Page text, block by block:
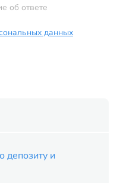
об ответе
данных
депозиту и